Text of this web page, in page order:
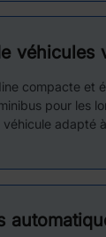
véhicules
compacte et
pour les
véhicule adapté